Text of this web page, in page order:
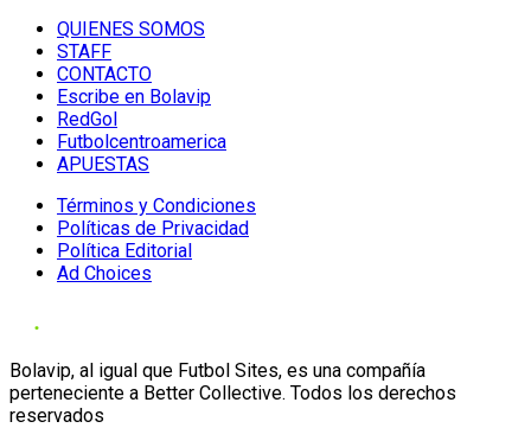
QUIENES SOMOS
STAFF
CONTACTO
Escribe en Bolavip
RedGol
Futbolcentroamerica
APUESTAS
Términos y Condiciones
Políticas de Privacidad
Política Editorial
Ad Choices
Bolavip, al igual que Futbol Sites, es una compañía
perteneciente a Better Collective. Todos los derechos
reservados